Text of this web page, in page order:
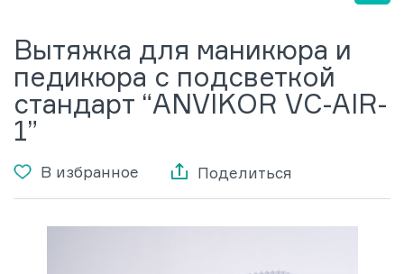
Вытяжка для маникюра и
педикюра с подсветкой
стандарт “ANVIKOR VC-AIR-
1”
В избранное Поделиться